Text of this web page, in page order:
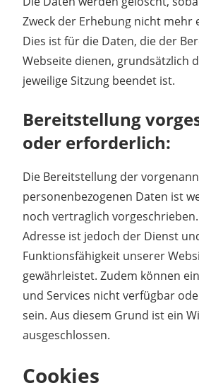
Zweck der Erhebung nicht mehr
Dies ist für die Daten, die der
Webseite dienen, grundsätzlich
jeweilige Sitzung beendet ist.
Bereitstellung
oder erforderlich:
Die Bereitstellung der
personenbezogenen Daten ist
noch vertraglich
Adresse ist jedoch der Dienst
Funktionsfähigkeit unserer
gewährleistet. Zudem können
und Services nicht verfügbar
sein. Aus diesem Grund ist ein
ausgeschlossen.
Cookies